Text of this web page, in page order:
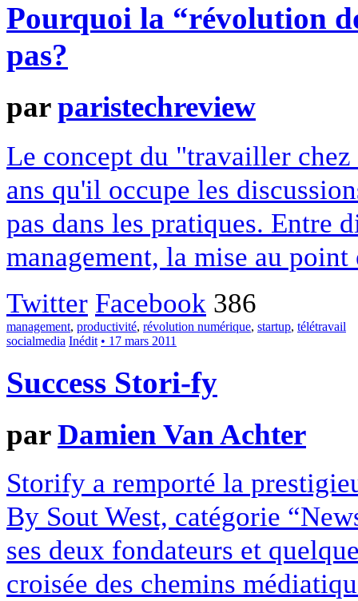
Pourquoi la “révolution
pas?
parparistechreview
Le concept du "travailler
ans qu'il occupe les
pas dans les pratiques. Entre
management, la mise au point
Twitter Facebook 386
management, productivité, révolution numérique, startup, télétravail
socialmedia Inédit • 17 mars 2011
Success Stori-fy
parDamien Van Achter
Storify a remporté la
By Sout West, catégorie
ses deux fondateurs et
croisée des chemins